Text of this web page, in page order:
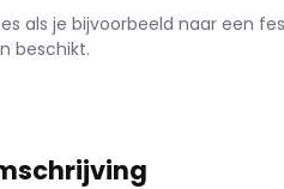
als je bijvoorbeeld naar een
beschikt.